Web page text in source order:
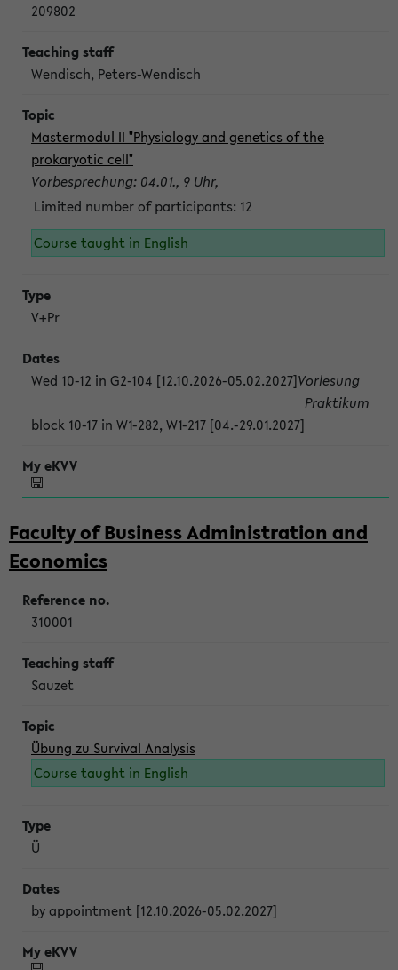
209802
Wendisch, Peters-Wendisch
Mastermodul II "Physiology and genetics of the
prokaryotic cell"
Vorbesprechung: 04.01., 9 Uhr,
Limited number of participants: 12
Course taught in English
V+Pr
Wed 10-12 in G2-104 [12.10.2026-05.02.2027]Vorlesung
block 10-17 in W1-282, W1-217 [04.-29.01.2027]
Praktikum
Faculty of Business Administration and
Economics
310001
Sauzet
Übung zu Survival Analysis
Course taught in English
Ü
by appointment [12.10.2026-05.02.2027]